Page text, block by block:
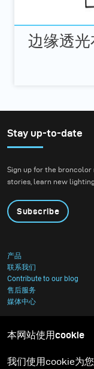
边缘透光
Stay up-to-date
Sign up for the
stories, learn new
Subscribe
产品
联系我们
Contribute to our blog
售后服务
媒体中心
本网站使用cookie
我们使用cookie为